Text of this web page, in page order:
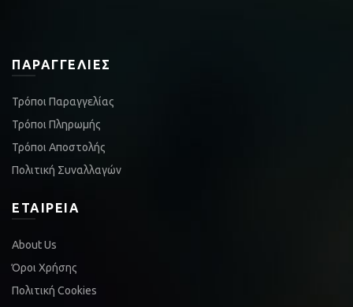
ΠΑΡΑΓΓΕΛΊΕΣ
Τρόποι Παραγγελίας
Τρόποι Πληρωμής
Τρόποι Αποστολής
Πολιτική Συναλλαγών
ΕΤΑΙΡΕΊΑ
About Us
Όροι Χρήσης
Πολιτική Cookies